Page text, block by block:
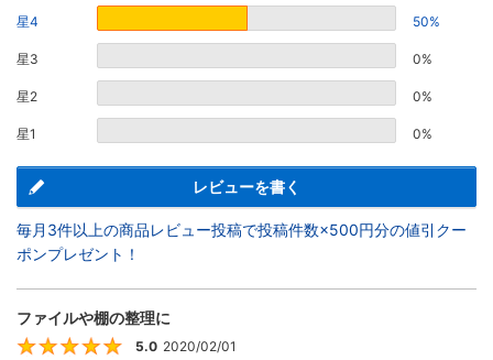
星4 50%
星3 0%
星2 0%
星1 0%
レビューを書く
毎月3件以上の商品レビュー投稿で投稿件数×500円分の値引クー
ポンプレゼント！
ファイルや棚の整理に
5
5.0 2020/02/01